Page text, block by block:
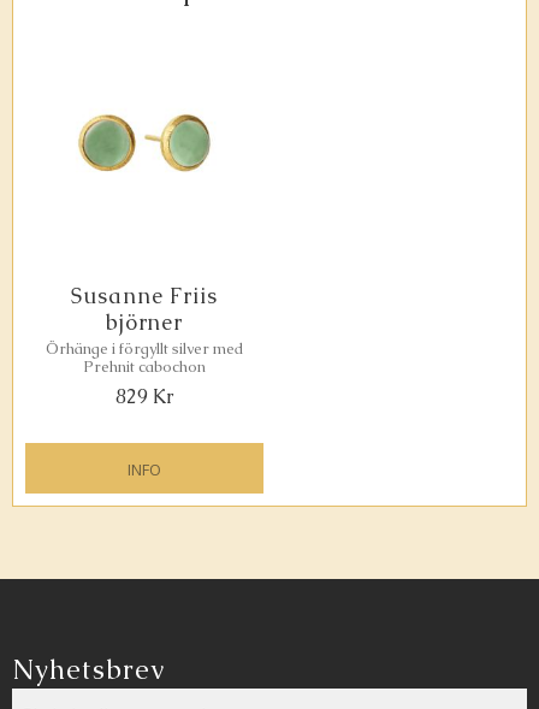
Susanne Friis
björner
Örhänge i förgyllt silver med
Prehnit cabochon
829 Kr
INFO
Nyhetsbrev